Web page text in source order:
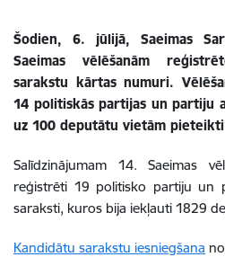
Šodien, 6. jūlijā, Saeimas
Saeimas vēlēšanām
sarakstu kārtas numuri.
14 politiskās partijas un partiju
uz 100 deputātu vietām
Salīdzinājumam 14. Saeimas
reģistrēti 19 politisko partiju un
saraksti, kuros bija iekļauti 1829
Kandidātu sarakstu iesniegšana